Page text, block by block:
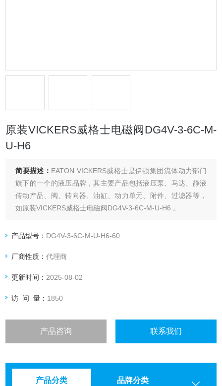
原装VICKERS威格士电磁阀DG4V-3-6C-M-
U-H6
简要描述： EATON VICKERS威格士是伊顿集团流体动力部门
旗下的一个的液压品牌，其主要产品包括液压泵、马达、静液
传动产品、阀、转向器、油缸、动力单元、附件、过滤器等，
如原装VICKERS威格士电磁阀DG4V-3-6C-M-U-H6 。
产品型号： DG4V-3-6C-M-U-H6-60
厂商性质：代理商
更新时间： 2025-08-02
访 问 量： 1850
产品咨询 联系我们
产品分类 品牌分类